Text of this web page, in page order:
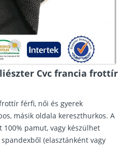
Cvc francia frottír
férfi, női és gyerek
másik oldala kereszthurkos. A
pamut, vagy készülhet
(elasztánként vagy